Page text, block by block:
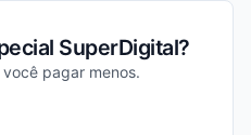
SuperDigital?
pagar menos.